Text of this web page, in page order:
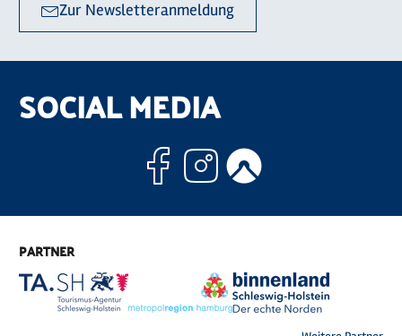
Zur Newsletteranmeldung
SOCIAL MEDIA
Facebook
Instagram
PARTNER